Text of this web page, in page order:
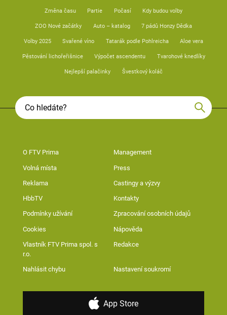
Změna času Partie Počasí Kdy budou volby
ZOO Nové začátky Auto – katalog 7 pádů Honzy Dědka
Volby 2025 Svařené víno Tatarák podle Pohlreicha Aloe vera
Pěstování lichořeřišnice Výpočet ascendentu Tvarohové knedlíky
Nejlepší palačinky Švestkový koláč
O FTV Prima Management
Volná místa Press
Reklama Castingy a výzvy
HbbTV Kontakty
Podmínky užívání Zpracování osobních údajů
Cookies Nápověda
Vlastník FTV Prima spol. s
r.o.
Redakce
Nahlásit chybu Nastavení soukromí
App Store